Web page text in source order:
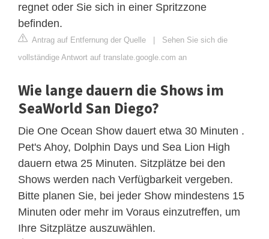
regnet oder Sie sich in einer Spritzzone
befinden.
Antrag auf Entfernung der Quelle | Sehen Sie sich die
vollständige Antwort auf translate.google.com an
Wie lange dauern die Shows im
SeaWorld San Diego?
Die One Ocean Show dauert etwa 30 Minuten .
Pet's Ahoy, Dolphin Days und Sea Lion High
dauern etwa 25 Minuten. Sitzplätze bei den
Shows werden nach Verfügbarkeit vergeben.
Bitte planen Sie, bei jeder Show mindestens 15
Minuten oder mehr im Voraus einzutreffen, um
Ihre Sitzplätze auszuwählen.